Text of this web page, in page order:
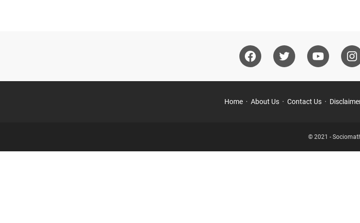
Home About Us Contact Us
© 2021 -